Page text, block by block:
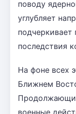
поводу
углубляет
подчеркивает
последствия
На фоне всех
Ближнем
военные